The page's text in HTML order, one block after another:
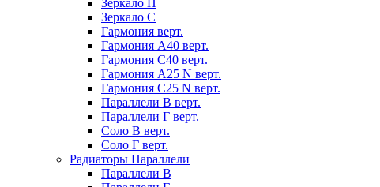
Зеркало П
Зеркало С
Гармония верт.
Гармония А40 верт.
Гармония С40 верт.
Гармония А25 N верт.
Гармония С25 N верт.
Параллели В верт.
Параллели Г верт.
Соло В верт.
Соло Г верт.
Радиаторы Параллели
Параллели В